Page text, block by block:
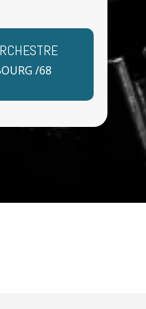
/68